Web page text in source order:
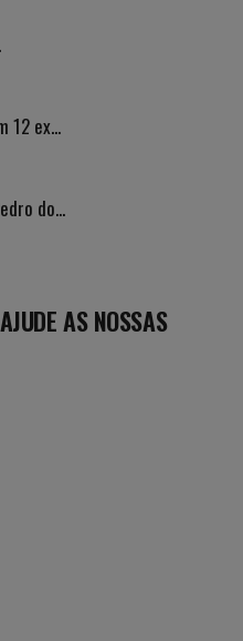
12 ex...
do...
AS NOSSAS